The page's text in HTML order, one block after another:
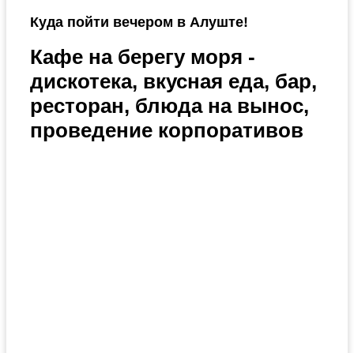
Куда пойти вечером в Алуште!
Кафе на берегу моря -
дискотека, вкусная еда, бар,
ресторан, блюда на вынос,
проведение корпоративов